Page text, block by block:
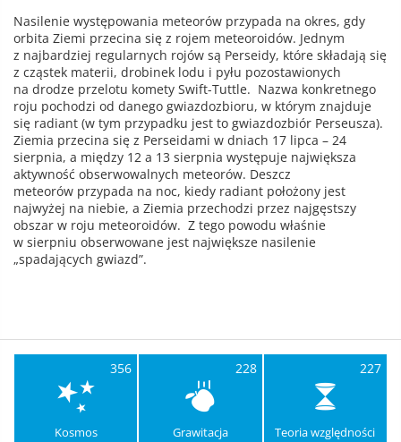
Nasilenie występowania meteorów przypada na okres, gdy
orbita Ziemi przecina się z rojem meteoroidów. Jednym
z najbardziej regularnych rojów są Perseidy, które składają się
z cząstek materii, drobinek lodu i pyłu pozostawionych
na drodze przelotu komety Swift-Tuttle. Nazwa konkretnego
roju pochodzi od danego gwiazdozbioru, w którym znajduje
się radiant (w tym przypadku jest to gwiazdozbiór Perseusza).
Ziemia przecina się z Perseidami w dniach 17 lipca – 24
sierpnia, a między 12 a 13 sierpnia występuje największa
aktywność obserwowalnych meteorów. Deszcz
meteorów przypada na noc, kiedy radiant położony jest
najwyżej na niebie, a Ziemia przechodzi przez najgęstszy
obszar w roju meteoroidów. Z tego powodu właśnie
w sierpniu obserwowane jest największe nasilenie
„spadających gwiazd”.
356
Kosmos
228
Grawitacja
227
Teoria względności